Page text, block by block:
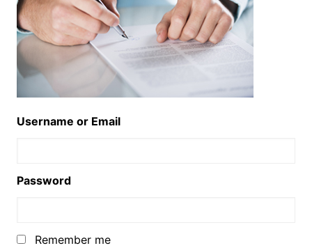
Username or Email
Password
Remember me